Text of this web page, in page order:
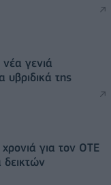
γενιά
υβριδικά της
για τον ΟΤΕ
δεικτών